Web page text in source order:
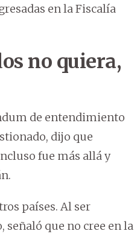
en la Fiscalía
no quiera,
de entendimiento
dijo que
fue más allá y
países. Al ser
señaló que no cree en la